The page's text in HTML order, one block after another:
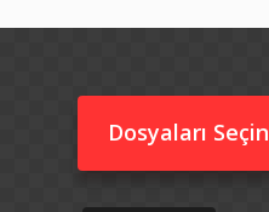
Dosyaları Seçin